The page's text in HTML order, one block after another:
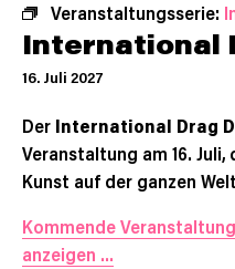
Veranstaltungsserie:
International
16. Juli 2027
Der International Drag
Veranstaltung am 16.
Kunst auf der ganzen
Kommende
anzeigen …